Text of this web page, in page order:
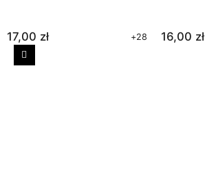
17,00 zł +28 16,00 zł
Poprzedni